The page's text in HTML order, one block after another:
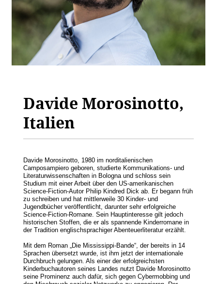
Davide Morosinotto,
Italien
Davide Morosinotto, 1980 im norditalienischen
Camposampiero geboren, studierte Kommunikations- und
Literaturwissenschaften in Bologna und schloss sein
Studium mit einer Arbeit über den US-amerikanischen
Science-Fiction-Autor Philip Kindred Dick ab. Er begann früh
zu schreiben und hat mittlerweile 30 Kinder- und
Jugendbücher veröffentlicht, darunter sehr erfolgreiche
Science-Fiction-Romane. Sein Hauptinteresse gilt jedoch
historischen Stoffen, die er als spannende Kinderromane in
der Tradition englischsprachiger Abenteuerliteratur erzählt.
Mit dem Roman „Die Mississippi-Bande“, der bereits in 14
Sprachen übersetzt wurde, ist ihm jetzt der internationale
Durchbruch gelungen. Als einer der erfolgreichsten
Kinderbuchautoren seines Landes nutzt Davide Morosinotto
seine Prominenz auch dafür, sich gegen Cybermobbing und